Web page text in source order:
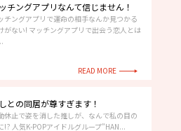
チングアプリなんて信じません！
チングアプリで運命の相手なんか見つかる
がない! マッチングアプリで出会う恋人とは
READ MORE
との同居が尊すぎます！
休止で姿を消した推しが、なんで私の目の
!? 人気K-POPアイドルグループ”HAN...